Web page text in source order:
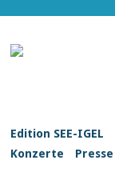
Edition SEE-IGEL
Konzerte
Presse